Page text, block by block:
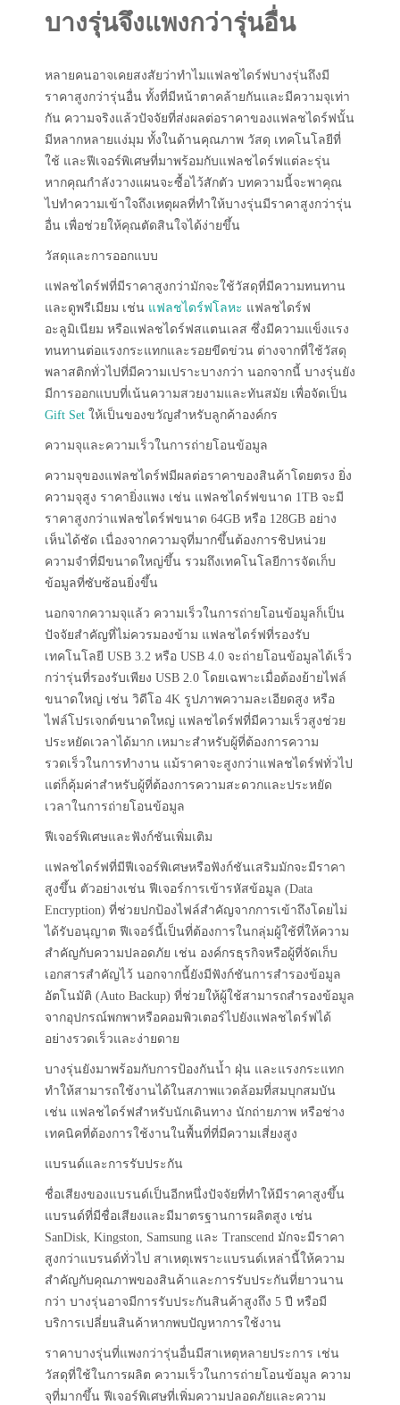
บางรุ่นจึงแพงกว่ารุ่นอื่น
หลายคนอาจเคยสงสัยว่าทำไมแฟลชไดร์ฟบางรุ่นถึงมี
ราคาสูงกว่ารุ่นอื่น ทั้งที่มีหน้าตาคล้ายกันและมีความจุเท่า
กัน ความจริงแล้วปัจจัยที่ส่งผลต่อราคาของแฟลชไดร์ฟนั้น
มีหลากหลายแง่มุม ทั้งในด้านคุณภาพ วัสดุ เทคโนโลยีที่
ใช้ และฟีเจอร์พิเศษที่มาพร้อมกับแฟลชไดร์ฟแต่ละรุ่น
หากคุณกำลังวางแผนจะซื้อไว้สักตัว บทความนี้จะพาคุณ
ไปทำความเข้าใจถึงเหตุผลที่ทำให้บางรุ่นมีราคาสูงกว่ารุ่น
อื่น เพื่อช่วยให้คุณตัดสินใจได้ง่ายขึ้น
วัสดุและการออกแบบ
แฟลชไดร์ฟที่มีราคาสูงกว่ามักจะใช้วัสดุที่มีความทนทาน
และดูพรีเมียม เช่น แฟลชไดร์ฟโลหะ แฟลชไดร์ฟ
อะลูมิเนียม หรือแฟลชไดร์ฟสแตนเลส ซึ่งมีความแข็งแรง
ทนทานต่อแรงกระแทกและรอยขีดข่วน ต่างจากที่ใช้วัสดุ
พลาสติกทั่วไปที่มีความเปราะบางกว่า นอกจากนี้ บางรุ่นยัง
มีการออกแบบที่เน้นความสวยงามและทันสมัย เพื่อจัดเป็น
Gift Set ให้เป็นของขวัญสำหรับลูกค้าองค์กร
ความจุและความเร็วในการถ่ายโอนข้อมูล
ความจุของแฟลชไดร์ฟมีผลต่อราคาของสินค้าโดยตรง ยิ่ง
ความจุสูง ราคายิ่งแพง เช่น แฟลชไดร์ฟขนาด 1TB จะมี
ราคาสูงกว่าแฟลชไดร์ฟขนาด 64GB หรือ 128GB อย่าง
เห็นได้ชัด เนื่องจากความจุที่มากขึ้นต้องการชิปหน่วย
ความจำที่มีขนาดใหญ่ขึ้น รวมถึงเทคโนโลยีการจัดเก็บ
ข้อมูลที่ซับซ้อนยิ่งขึ้น
นอกจากความจุแล้ว ความเร็วในการถ่ายโอนข้อมูลก็เป็น
ปัจจัยสำคัญที่ไม่ควรมองข้าม แฟลชไดร์ฟที่รองรับ
เทคโนโลยี USB 3.2 หรือ USB 4.0 จะถ่ายโอนข้อมูลได้เร็ว
กว่ารุ่นที่รองรับเพียง USB 2.0 โดยเฉพาะเมื่อต้องย้ายไฟล์
ขนาดใหญ่ เช่น วิดีโอ 4K รูปภาพความละเอียดสูง หรือ
ไฟล์โปรเจกต์ขนาดใหญ่ แฟลชไดร์ฟที่มีความเร็วสูงช่วย
ประหยัดเวลาได้มาก เหมาะสำหรับผู้ที่ต้องการความ
รวดเร็วในการทำงาน แม้ราคาจะสูงกว่าแฟลชไดร์ฟทั่วไป
แต่ก็คุ้มค่าสำหรับผู้ที่ต้องการความสะดวกและประหยัด
เวลาในการถ่ายโอนข้อมูล
ฟีเจอร์พิเศษและฟังก์ชันเพิ่มเติม
แฟลชไดร์ฟที่มีฟีเจอร์พิเศษหรือฟังก์ชันเสริมมักจะมีราคา
สูงขึ้น ตัวอย่างเช่น ฟีเจอร์การเข้ารหัสข้อมูล (Data
Encryption) ที่ช่วยปกป้องไฟล์สำคัญจากการเข้าถึงโดยไม่
ได้รับอนุญาต ฟีเจอร์นี้เป็นที่ต้องการในกลุ่มผู้ใช้ที่ให้ความ
สำคัญกับความปลอดภัย เช่น องค์กรธุรกิจหรือผู้ที่จัดเก็บ
เอกสารสำคัญไว้ นอกจากนี้ยังมีฟังก์ชันการสำรองข้อมูล
อัตโนมัติ (Auto Backup) ที่ช่วยให้ผู้ใช้สามารถสำรองข้อมูล
จากอุปกรณ์พกพาหรือคอมพิวเตอร์ไปยังแฟลชไดร์ฟได้
อย่างรวดเร็วและง่ายดาย
บางรุ่นยังมาพร้อมกับการป้องกันน้ำ ฝุ่น และแรงกระแทก
ทำให้สามารถใช้งานได้ในสภาพแวดล้อมที่สมบุกสมบัน
เช่น แฟลชไดร์ฟสำหรับนักเดินทาง นักถ่ายภาพ หรือช่าง
เทคนิคที่ต้องการใช้งานในพื้นที่ที่มีความเสี่ยงสูง
แบรนด์และการรับประกัน
ชื่อเสียงของแบรนด์เป็นอีกหนึ่งปัจจัยที่ทำให้มีราคาสูงขึ้น
แบรนด์ที่มีชื่อเสียงและมีมาตรฐานการผลิตสูง เช่น
SanDisk, Kingston, Samsung และ Transcend มักจะมีราคา
สูงกว่าแบรนด์ทั่วไป สาเหตุเพราะแบรนด์เหล่านี้ให้ความ
สำคัญกับคุณภาพของสินค้าและการรับประกันที่ยาวนาน
กว่า บางรุ่นอาจมีการรับประกันสินค้าสูงถึง 5 ปี หรือมี
บริการเปลี่ยนสินค้าหากพบปัญหาการใช้งาน
ราคาบางรุ่นที่แพงกว่ารุ่นอื่นมีสาเหตุหลายประการ เช่น
วัสดุที่ใช้ในการผลิต ความเร็วในการถ่ายโอนข้อมูล ความ
จุที่มากขึ้น ฟีเจอร์พิเศษที่เพิ่มความปลอดภัยและความ